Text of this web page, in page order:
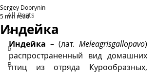
All Posts
А
Б
В
Индейка
Sergey Dobrynin
5 min read
Индейка – (лат. Meleagrisgallopavo)
распространенный вид домашних
птиц из отряда Курообразных,